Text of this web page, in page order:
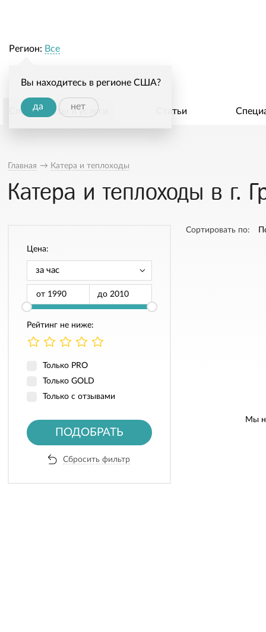
Регион: Все
Вы находитесь в регионе США?
да нет
Специалисты и услуги Статьи
Главная → Катера и теплоходы
Катера и теплоходы в г.
Цена:
от до
Рейтинг не ниже:
Только PRO
Только GOLD
Только с отзывами
ПОДОБРАТЬ
Сбросить фильтр
Сортировать по:
Мы